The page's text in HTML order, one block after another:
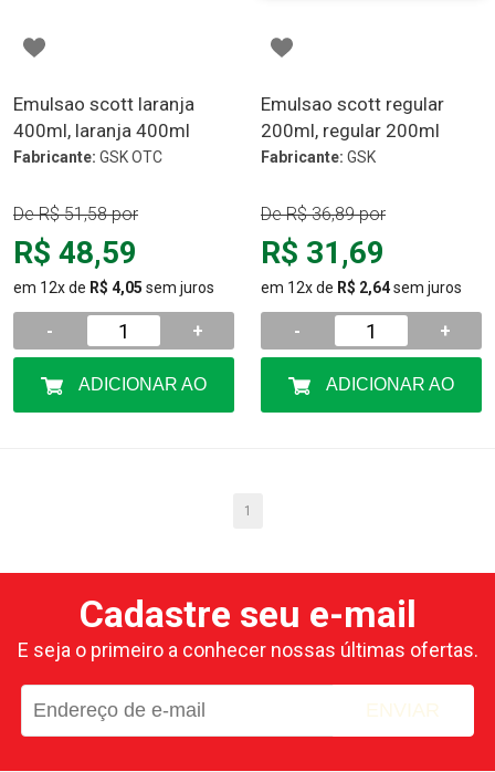
Emulsao scott laranja
400ml, laranja 400ml
Fabricante: GSK OTC
DeR$ 51,58por
R$ 48,59
em 12x de R$ 4,05 sem juros
- +
Emulsao scott regular
200ml, regular 200ml
Fabricante: GSK
DeR$ 36,89por
R$ 31,69
em 12x de R$ 2,64sem juros
- +
1
Cadastre seu e-mail
E seja o primeiro a conhecer nossas últimas ofertas.
ENVIAR